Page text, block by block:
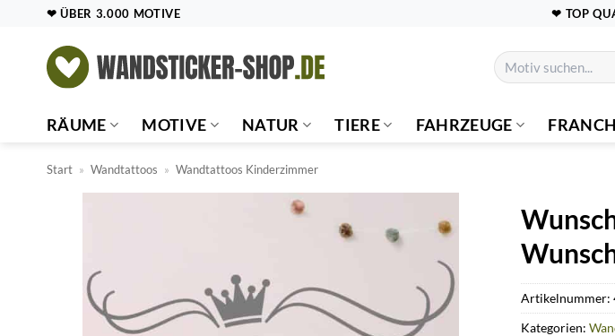
springen
❤ ÜBER 3.000 MOTIVE ❤ TOP
Suchen
nach:
RÄUME MOTIVE NATUR TIERE FAHRZEUGE
Start » Wandtattoos » Wandtattoos Kinderzimmer
Artikelnummer:
Kategorien: